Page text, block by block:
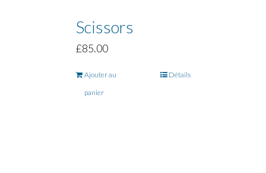
Scissors
£85.00
Ajouter au
panier
Détails